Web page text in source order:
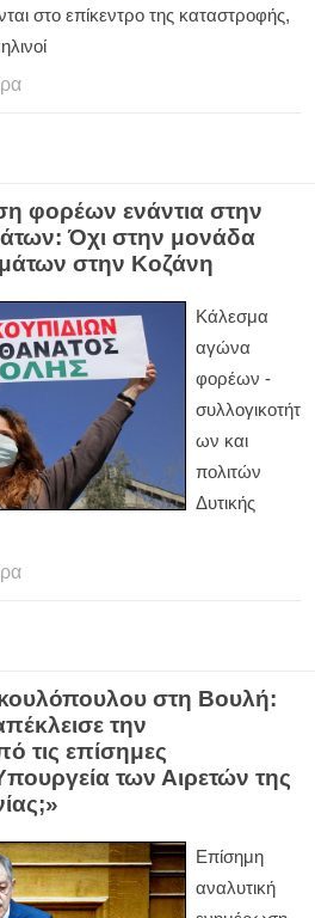
στο επίκεντρο της καταστροφής,
φορέων ενάντια στην
Όχι στην μονάδα
στην Κοζάνη
Κάλεσμα
αγώνα
φορέων -
συλλογικοτήτ
ων και
πολιτών
Δυτικής
στη Βουλή:
την
τις επίσημες
των Αιρετών της
Επίσημη
αναλυτική